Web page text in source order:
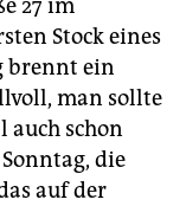
27 im
Stock eines
brennt ein
man sollte
auch schon
die
auf der